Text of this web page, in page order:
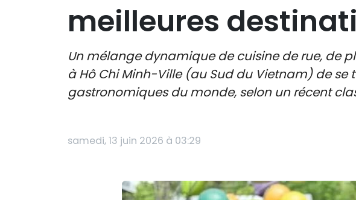
meilleures
Un mélange dynamique de cuisine de rue, de
à Hô Chi Minh-Ville (au Sud du Vietnam) de
gastronomiques du monde, selon un récent
samedi, 13 juin 2026 à 03:29